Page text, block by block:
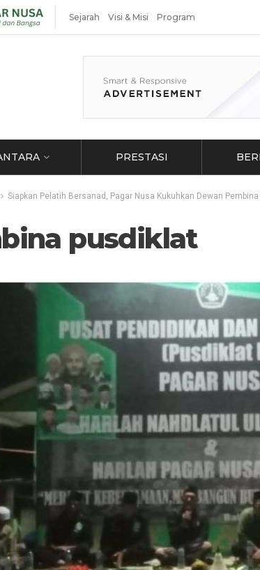
Sejarah Visi & Misi Program
PRESTASI
Siapkan Pelatih Bersanad, Pagar Nusa Kukuhkan Dewan
pusdiklat